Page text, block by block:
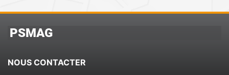
PSMAG
NOUS CONTACTER